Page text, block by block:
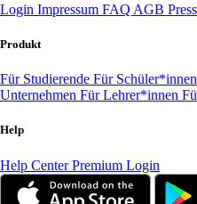
Login Impressum FAQ AGB
Produkt
Für Studierende Für Schüler*innen
Unternehmen Für Lehrer*innen
Help
Help CenterPremium Login